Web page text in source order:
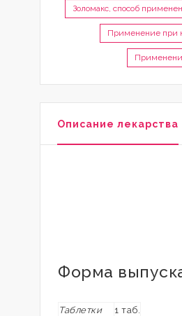
Золомакс, способ
Применение при
Описание лекарства
Форма
Таблетки
1 таб.